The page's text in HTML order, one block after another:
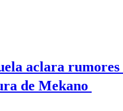
aclara rumores
de Mekano